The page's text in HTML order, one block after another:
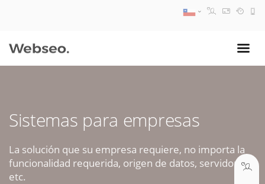
Sistemas para empresas
La solución que su empresa requiere, no importa la
funcionalidad requerida, origen de datos, servidores,
etc.
09:30 AM A 18:30 PM
soporte@webseo.cl